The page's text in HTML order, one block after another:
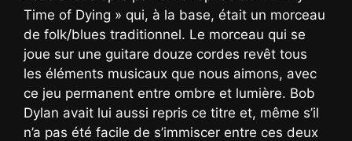
Time of Dying » qui, à la base, était un morceau
de folk/blues traditionnel. Le morceau qui se
joue sur une guitare douze cordes revêt tous
les éléments musicaux que nous aimons, avec
ce jeu permanent entre ombre et lumière. Bob
Dylan avait lui aussi repris ce titre et, même s’il
n’a pas été facile de s’immiscer entre ces deux